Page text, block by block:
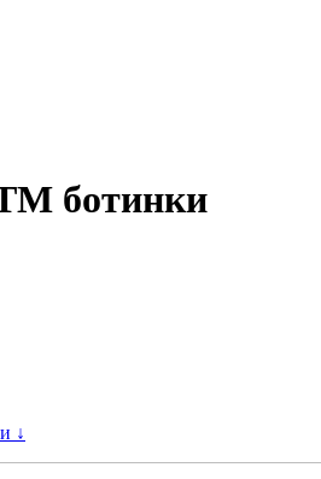
ботинки
↓